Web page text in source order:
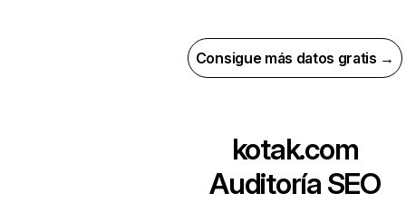
Consigue más datos gratis →
kotak.com
Auditoría SEO